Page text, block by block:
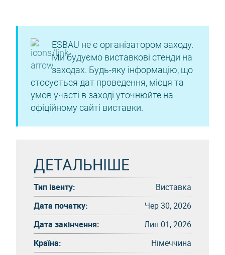
ESBAU не є організатором заходу.
Ми будуємо виставкові стенди на
заходах. Будь-яку інформацію, що
стосується дат проведення, місця та
умов участі в заході уточнюйте на
офіційному сайті виставки.
ДЕТАЛЬНІШЕ
Тип івенту:
Виставка
Дата початку:
Чер 30, 2026
Дата закінчення:
Лип 01, 2026
Країна:
Німеччина